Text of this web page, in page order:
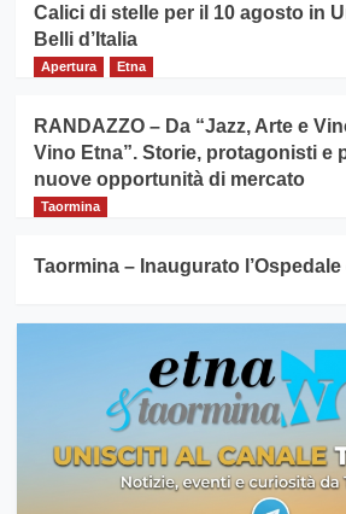
Calici di stelle per il 10 agosto in
Belli d’Italia
Apertura Etna
RANDAZZO – Da “Jazz, Arte e
Vino Etna”. Storie, protagonisti e
nuove opportunità di mercato
Taormina
Taormina – Inaugurato